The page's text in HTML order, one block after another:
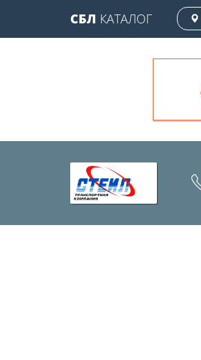
СБЛ КАТАЛОГ